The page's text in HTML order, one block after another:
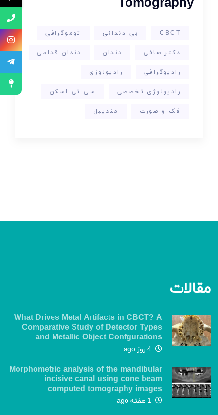
CBCT بی دندانی توموگرافی
دکتر صافی دندان دندان قدامی
رادیوگرافی رادیولوژی
رادیولوژی تخصصی سی تی اسکن
فک و صورت مندیبل
مقالات
What Drives Metal Artifacts in CBCT? A
Comparative Study of Detector Types
and Metallic Object Confgurations
4 روز ago
Morphometric analysis of the mandibular
incisive canal using cone beam
computed tomography images
1 هفته ago